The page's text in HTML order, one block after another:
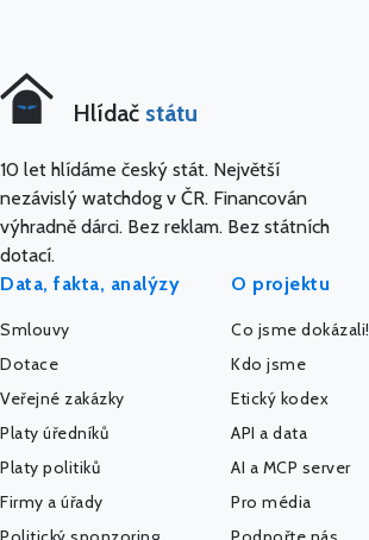
Hlídač státu
10 let hlídáme český stát. Největší
nezávislý watchdog v ČR. Financován
výhradně dárci. Bez reklam. Bez státních
dotací.
Data, fakta, analýzy
Smlouvy
Dotace
Veřejné zakázky
Platy úředníků
Platy politiků
Firmy a úřady
O projektu
Co jsme dokázali!
Kdo jsme
Etický kodex
API a data
AI a MCP server
Pro média